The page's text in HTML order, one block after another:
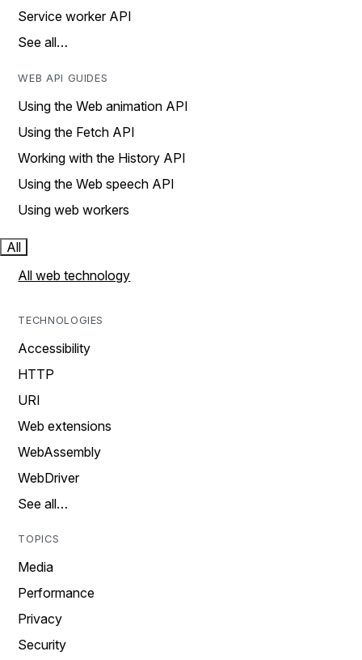
Service worker API
See all…
WEB API GUIDES
Using the Web animation API
Using the Fetch API
Working with the History API
Using the Web speech API
Using web workers
All
All web technology
TECHNOLOGIES
Accessibility
HTTP
URI
Web extensions
WebAssembly
WebDriver
See all…
TOPICS
Media
Performance
Privacy
Security